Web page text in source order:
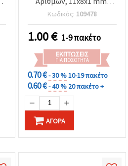
Μικτά Χρώματα - 20 γρ.
Κωδικός: 109478
1.00€ 1-9 πακέτο
ΕΚΠΤΏΣΕΙΣ
ΓΙΑ ΠΟΣΌΤΗΤΑ
0.70 €- 30 %10-19 πακέτο
0.60 €- 40 % 20 πακέτο +
ΑΓΟΡΆ